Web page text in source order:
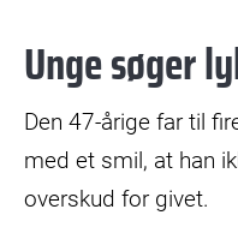
Unge søger
Den 47-årige far til
med et smil, at han
overskud for givet.